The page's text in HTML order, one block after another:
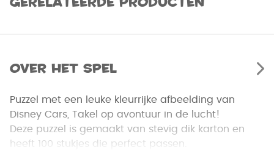
Over het spel
Puzzel met een leuke kleurrijke afbeelding van
Disney Cars, Takel op avontuur in de lucht!
Deze puzzel is gemaakt van stevig dik karton en
heeft 100 stukjes die perfect passen.